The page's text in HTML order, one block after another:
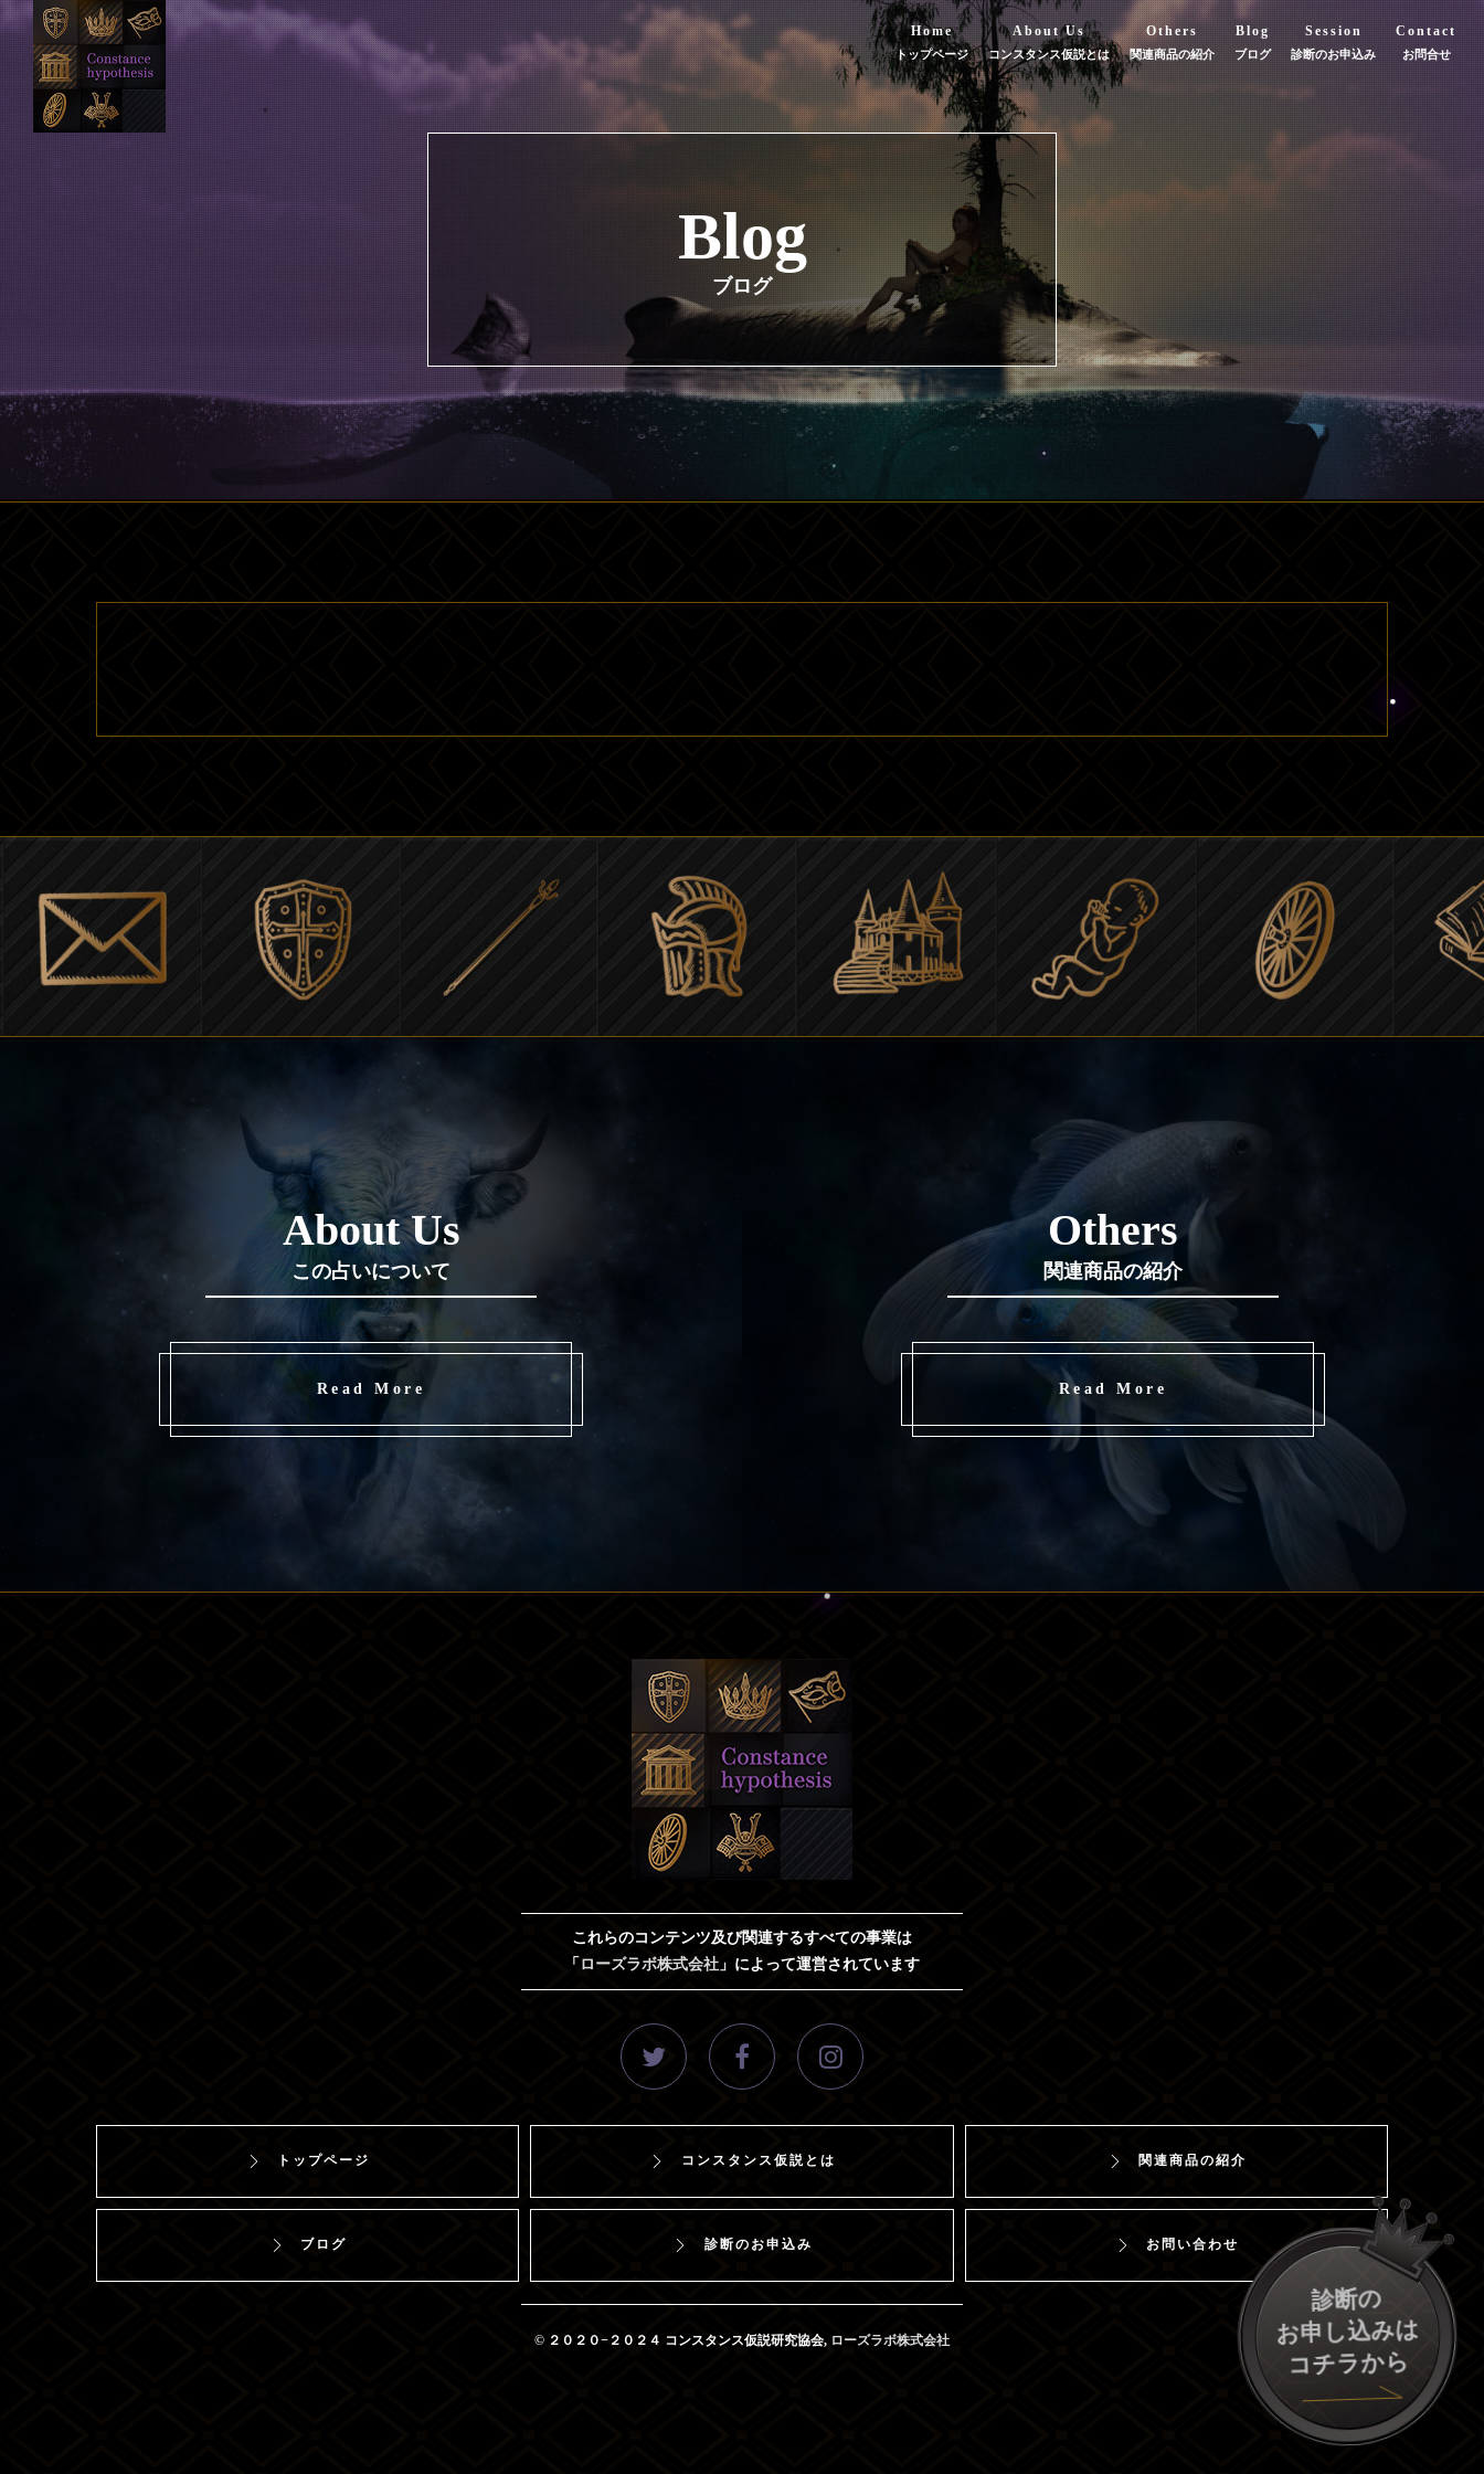
Home
トップページ
About Us
コンスタンス仮説とは
Others
関連商品の紹介
Blog
ブログ
Session
診断のお申込み
Contact
お問合せ
Blog
ブログ
診断の
お申し込みは
コチラから
About Us
この占いについて
Read More
Others
関連商品の紹介
Read More
これらのコンテンツ及び関連するすべての事業は
「 ローズラボ株式会社 」によって運営されています
トップページ コンスタンス仮説とは 関連商品の紹介
ブログ 診断のお申込み お問い合わせ
© ２０２０−２０２４ コンスタンス仮説研究協会, ローズラボ株式会社